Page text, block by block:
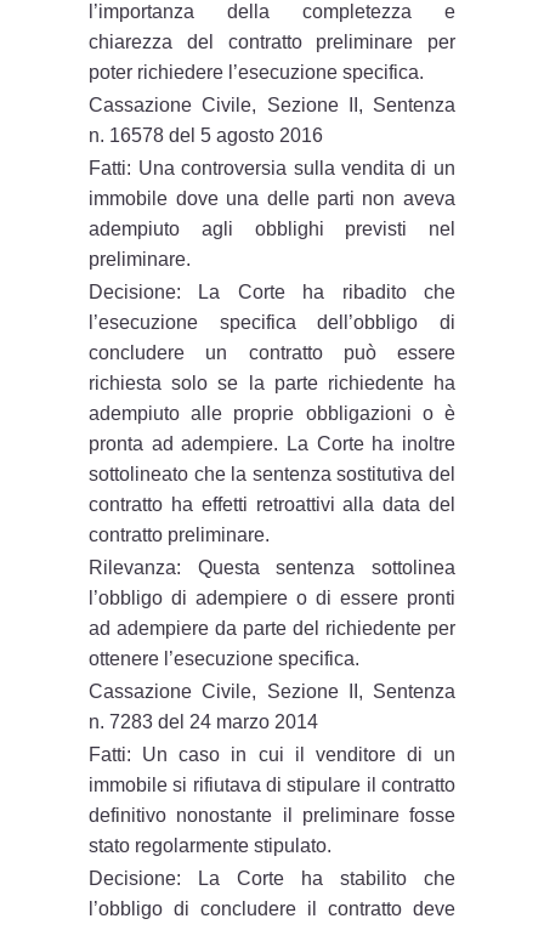
l’importanza della completezza e
chiarezza del contratto preliminare per
poter richiedere l’esecuzione specifica.
Cassazione Civile, Sezione II, Sentenza
n. 16578 del 5 agosto 2016
Fatti: Una controversia sulla vendita di un
immobile dove una delle parti non aveva
adempiuto agli obblighi previsti nel
preliminare.
Decisione: La Corte ha ribadito che
l’esecuzione specifica dell’obbligo di
concludere un contratto può essere
richiesta solo se la parte richiedente ha
adempiuto alle proprie obbligazioni o è
pronta ad adempiere. La Corte ha inoltre
sottolineato che la sentenza sostitutiva del
contratto ha effetti retroattivi alla data del
contratto preliminare.
Rilevanza: Questa sentenza sottolinea
l’obbligo di adempiere o di essere pronti
ad adempiere da parte del richiedente per
ottenere l’esecuzione specifica.
Cassazione Civile, Sezione II, Sentenza
n. 7283 del 24 marzo 2014
Fatti: Un caso in cui il venditore di un
immobile si rifiutava di stipulare il contratto
definitivo nonostante il preliminare fosse
stato regolarmente stipulato.
Decisione: La Corte ha stabilito che
l’obbligo di concludere il contratto deve